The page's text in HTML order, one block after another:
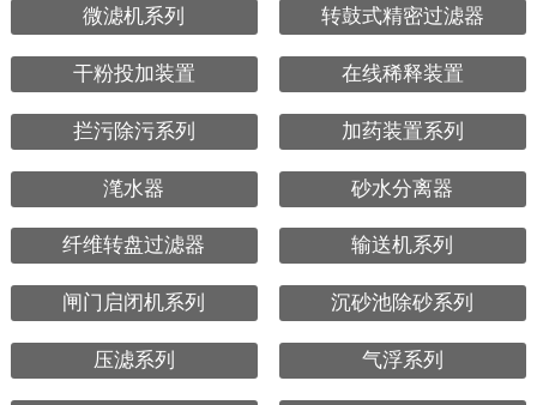
微滤机系列 转鼓式精密过滤器
干粉投加装置 在线稀释装置
拦污除污系列 加药装置系列
滗水器 砂水分离器
纤维转盘过滤器 输送机系列
闸门启闭机系列 沉砂池除砂系列
压滤系列 气浮系列